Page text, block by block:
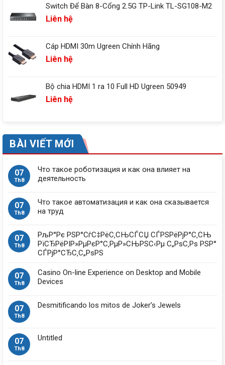
Switch Để Bàn 8-Cổng 2.5G TP-Link TL-SG108-M2
Liên hệ
Cáp HDMI 30m Ugreen Chính Hãng
Liên hệ
Bộ chia HDMI 1 ra 10 Full HD Ugreen 50949
Liên hệ
BÀI VIẾT MỚI
07
Th8
Что такое роботизация и как она влияет на
деятельность
07
Th8
Что такое автоматизация и как она сказывается
на труд
07
Th8
РљР°Рє РЅР°СѓС‡РёС‚СЊСЃСЏ СЃРЅРёРјР°С‚СЊ
РїСЂРёРІР»РµРєР°С‚РµР»СЊРЅС‹Рµ С„РѕС‚Рѕ РЅР°
СЃРјР°СЂС‚С„РѕРЅ
07
Th8
Casino On-line Experience on Desktop and Mobile
Devices
07
Th8
Desmitificando los mitos de Joker’s Jewels
07
Th8
Untitled